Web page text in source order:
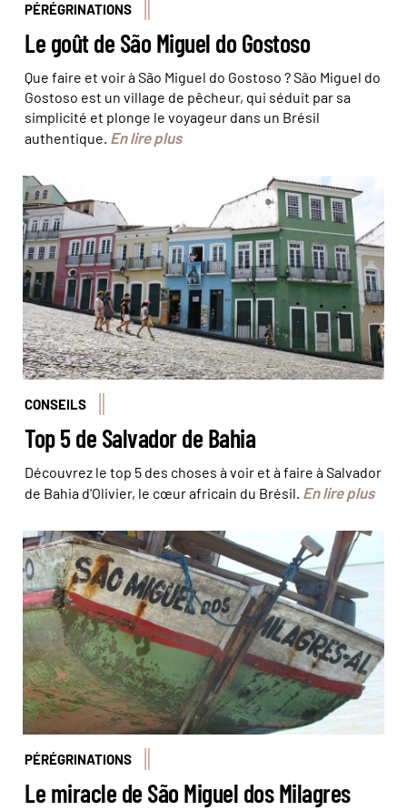
PÉRÉGRINATIONS
Le goût de São Miguel do Gostoso
Que faire et voir à São Miguel do Gostoso ? São Miguel do
Gostoso est un village de pêcheur, qui séduit par sa
simplicité et plonge le voyageur dans un Brésil
authentique. En lire plus
Le Pelourinho © Olivier Bodart
CONSEILS
Top 5 de Salvador de Bahia
Découvrez le top 5 des choses à voir et à faire à Salvador
de Bahia d'Olivier, le cœur africain du Brésil. En lire plus
© José Carlos/Pousada do Caju
PÉRÉGRINATIONS
Le miracle de São Miguel dos Milagres